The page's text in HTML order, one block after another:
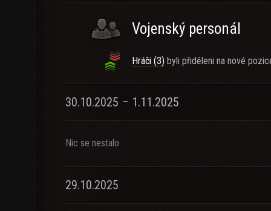
Vojenský personál
Hráči (3) byli přiděleni na nové
30.10.2025 – 1.11.2025
Nic se nestalo
29.10.2025